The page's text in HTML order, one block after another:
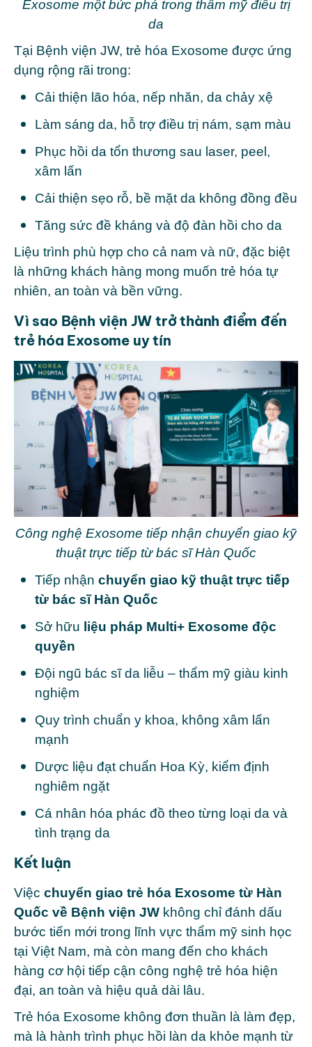
Exosome một bức phá trong thẩm mỹ điều trị
da
Tại Bệnh viện JW, trẻ hóa Exosome được ứng
dụng rộng rãi trong:
Cải thiện lão hóa, nếp nhăn, da chảy xệ
Làm sáng da, hỗ trợ điều trị nám, sạm màu
Phục hồi da tổn thương sau laser, peel,
xâm lấn
Cải thiện sẹo rỗ, bề mặt da không đồng đều
Tăng sức đề kháng và độ đàn hồi cho da
Liệu trình phù hợp cho cả nam và nữ, đặc biệt
là những khách hàng mong muốn trẻ hóa tự
nhiên, an toàn và bền vững.
Vì sao Bệnh viện JW trở thành điểm đến
trẻ hóa Exosome uy tín
Công nghệ Exosome tiếp nhận chuyển giao kỹ
thuật trực tiếp từ bác sĩ Hàn Quốc
Tiếp nhận chuyển giao kỹ thuật trực tiếp
từ bác sĩ Hàn Quốc
Sở hữu liệu pháp Multi+ Exosome độc
quyền
Đội ngũ bác sĩ da liễu – thẩm mỹ giàu kinh
nghiệm
Quy trình chuẩn y khoa, không xâm lấn
mạnh
Dược liệu đạt chuẩn Hoa Kỳ, kiểm định
nghiêm ngặt
Cá nhân hóa phác đồ theo từng loại da và
tình trạng da
Kết luận
Việc chuyển giao trẻ hóa Exosome từ Hàn
Quốc về Bệnh viện JW không chỉ đánh dấu
bước tiến mới trong lĩnh vực thẩm mỹ sinh học
tại Việt Nam, mà còn mang đến cho khách
hàng cơ hội tiếp cận công nghệ trẻ hóa hiện
đại, an toàn và hiệu quả dài lâu.
Trẻ hóa Exosome không đơn thuần là làm đẹp,
mà là hành trình phục hồi làn da khỏe mạnh từ